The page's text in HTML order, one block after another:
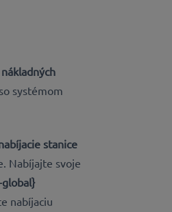
systémom
stanice
Nabíjajte svoje
nabíjaciu